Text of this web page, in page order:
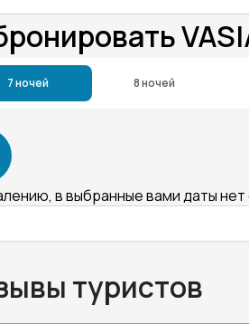
7 ночей 8 ночей
в выбранные вами даты
туристов